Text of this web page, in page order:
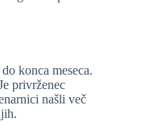
konca meseca.
privrženec
našli več